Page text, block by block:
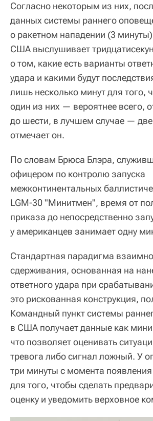
Согласно некоторым из них,
данных системы раннего
о ракетном нападении (3
США выслушивает
о том, какие есть варианты
удара и какими будут
лишь несколько минут для того,
один из них — вероятнее всего,
до шести, в лучшем случае —
отмечает он.
По словам Брюса Блэра,
офицером по контролю запуска
межконтинентальных
LGM-30 "Минитмен", время от
приказа до непосредственно
у американцев занимает одну
Стандартная парадигма
сдерживания, основанная на
ответного удара при
это рискованная конструкция,
Командный пункт системы
в США получает данные как
что позволяет оценивать
тревога либо сигнал ложный. У
три минуты с момента появления
для того, чтобы сделать
оценку и уведомить верховное